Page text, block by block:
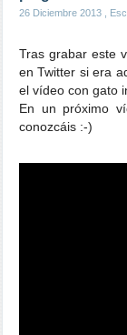
26 Diciembre 2013 ,
Tras grabar este
en Twitter si era
el vídeo con gato
En un próximo
conozcáis :-)